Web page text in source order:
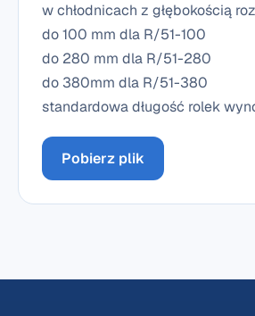
w chłodnicach z głębokością
do 100 mm dla R/51-100
do 280 mm dla R/51-280
do 380mm dla R/51-380
standardowa długość rolek
Pobierz plik